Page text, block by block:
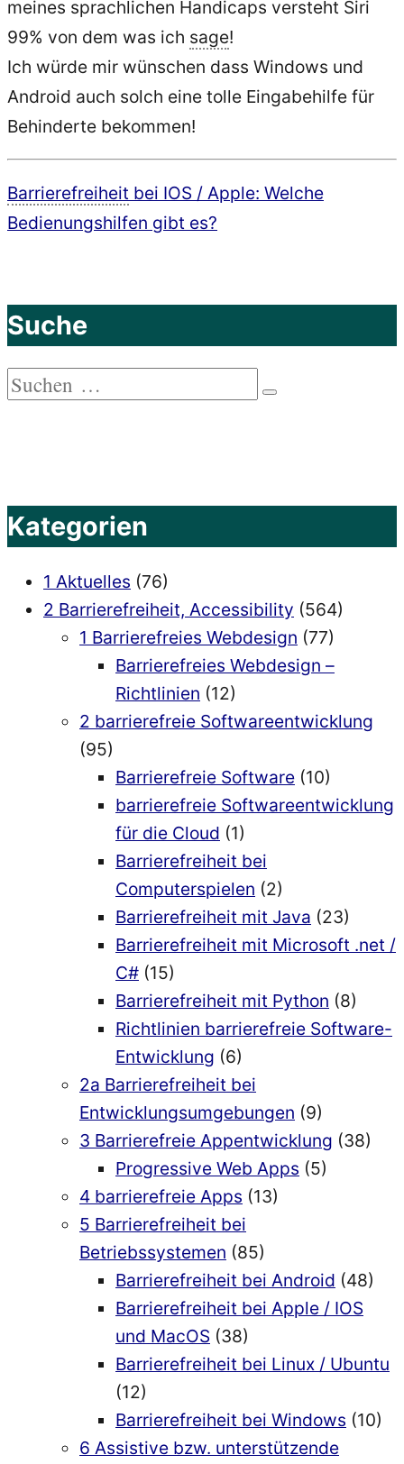
meines sprachlichen Handicaps versteht Siri
99% von dem was ich sage!
Ich würde mir wünschen dass Windows und
Android auch solch eine tolle Eingabehilfe für
Behinderte bekommen!
Barrierefreiheit bei IOS / Apple: Welche
Bedienungshilfen gibt es?
Suche
Suchen
Kategorien
1 Aktuelles (76)
2 Barrierefreiheit, Accessibility (564)
1 Barrierefreies Webdesign (77)
Barrierefreies Webdesign –
Richtlinien (12)
2 barrierefreie Softwareentwicklung
(95)
Barrierefreie Software (10)
barrierefreie Softwareentwicklung
für die Cloud (1)
Barrierefreiheit bei
Computerspielen (2)
Barrierefreiheit mit Java (23)
Barrierefreiheit mit Microsoft .net /
C# (15)
Barrierefreiheit mit Python (8)
Richtlinien barrierefreie Software-
Entwicklung (6)
2a Barrierefreiheit bei
Entwicklungsumgebungen (9)
3 Barrierefreie Appentwicklung (38)
Progressive Web Apps (5)
4 barrierefreie Apps (13)
5 Barrierefreiheit bei
Betriebssystemen (85)
Barrierefreiheit bei Android (48)
Barrierefreiheit bei Apple / IOS
und MacOS (38)
Barrierefreiheit bei Linux / Ubuntu
(12)
Barrierefreiheit bei Windows (10)
6 Assistive bzw. unterstützende